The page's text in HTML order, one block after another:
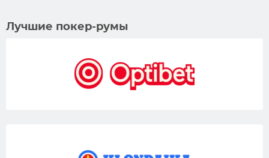
Лучшие покер-румы